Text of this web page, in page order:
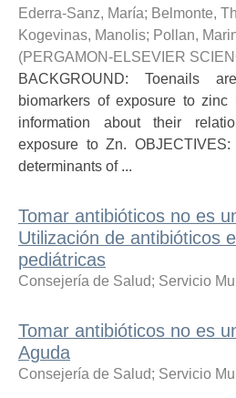
Ederra-Sanz, María; Belmonte,
Kogevinas, Manolis; Pollan,
(PERGAMON-ELSEVIER
BACKGROUND: Toenails
biomarkers of exposure to
information about their
exposure to Zn.
determinants of ...
Tomar antibióticos no es
Utilización de antibióticos
pediátricas
Consejería de Salud; Servicio
Tomar antibióticos no es
Aguda
Consejería de Salud; Servicio